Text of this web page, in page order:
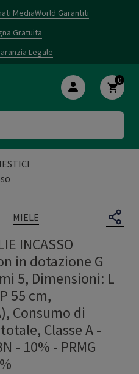
MediaWorld Garantiti
Gratuita
Legale
0
MIELE
INCASSO
in dotazione G
5, Dimensioni: L
55 cm,
Consumo di
Classe A -
- 10% - PRMG